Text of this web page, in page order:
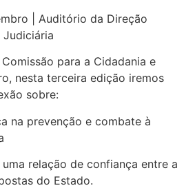
| Auditório da Direção
Judiciária
para a Cidadania e
nesta terceira edição iremos
sobre:
na prevenção e combate à
relação de confiança entre a
do Estado.